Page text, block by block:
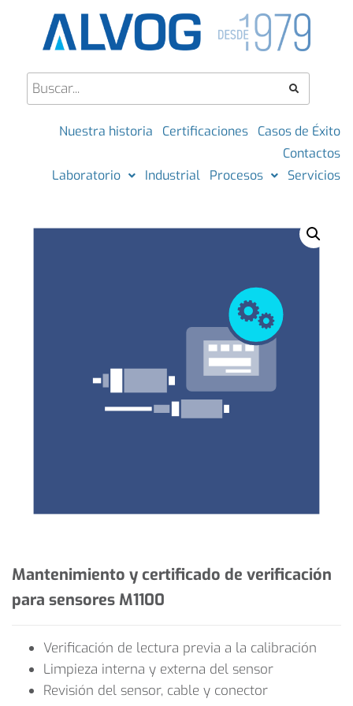
Nuestra historia Certificaciones
Casos de Éxito
Contactos
Laboratorio
Industrial Procesos Servicios
Mantenimiento y certificado de verificación
para sensores M1100
Verificación de lectura previa a la calibración
Limpieza interna y externa del sensor
Revisión del sensor, cable y conector